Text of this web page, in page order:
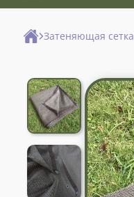
Затеняющая сетка